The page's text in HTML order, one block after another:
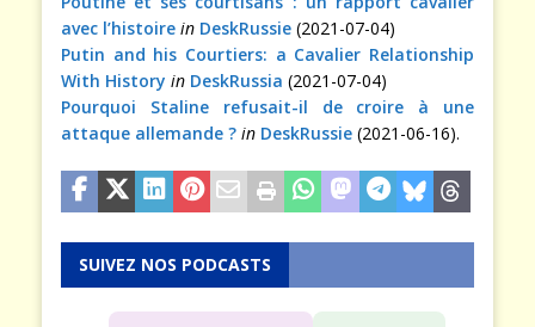
avec l’histoire in DeskRussie (2021-07-04)
Putin and his Courtiers: a Cavalier Relationship
With History in DeskRussia (2021-07-04)
Pourquoi Staline refusait-il de croire à une
attaque allemande ? in DeskRussie (2021-06-16).
SUIVEZ NOS PODCASTS